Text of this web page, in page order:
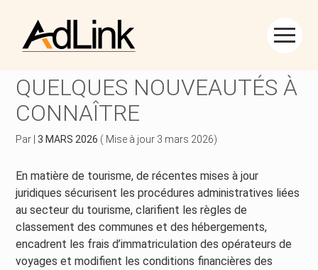
Aller
au
Créer et reprendre une activité
Développer votre entreprise
Construire votre patrimoine
Être prêt pour la facturation électronique
Piloter votre gestion
Gérer vos ressources humaines
Dématérialiser vos documents
QUELQUES NOUVEAUTÉS À
CONNAÎTRE
Par |3 MARS 2026 ( Mise à jour 3 mars 2026)
En matière de tourisme, de récentes mises à jour
juridiques sécurisent les procédures administratives liées
au secteur du tourisme, clarifient les règles de
classement des communes et des hébergements,
encadrent les frais d’immatriculation des opérateurs de
voyages et modifient les conditions financières des